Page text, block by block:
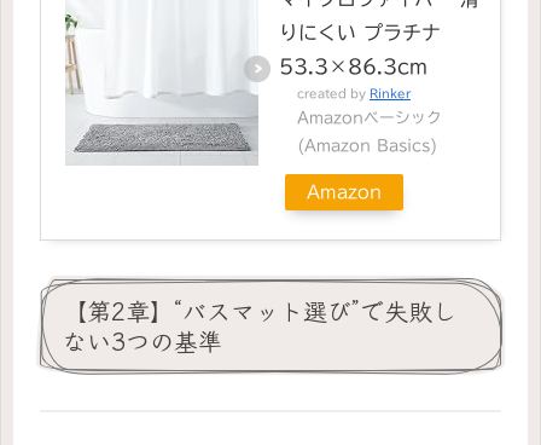
りにくい プラチナ
53.3×86.3cm
created by Rinker
Amazonベーシック
(Amazon Basics)
Amazon
【第2章】“バスマット選び”で失敗し
ない3つの基準